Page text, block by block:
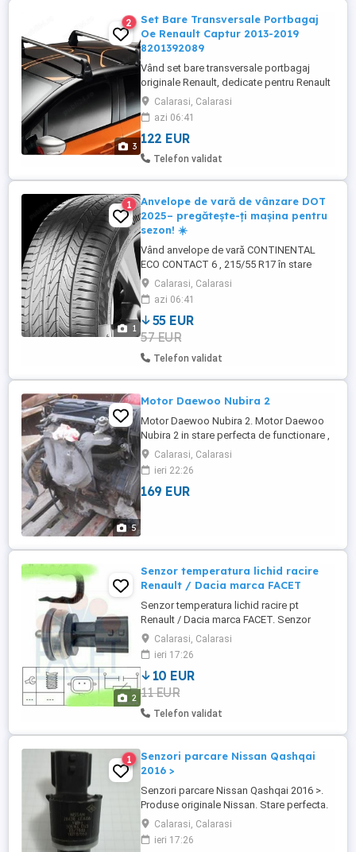
3
2
Set Bare Transversale Portbagaj
Oe Renault Captur 2013-2019
8201392089
Vând set bare transversale portbagaj
originale Renault, dedicate pentru Renault
Captur (2013–2019). Produs 100%
original, ideal pentru transportul în
siguranță al bagajelor, bicicletelor,
schiurilor sau cutiilor de portbagaj. ✅
Produs original Renault (OE) ✅ Stare nouă
Calarasi, Calarasi
azi 06:41
122 EUR
Telefon validat
1
1
Anvelope de vară de vânzare DOT
2025– pregătește-ți mașina pentru
sezon! ☀️
Vând anvelope de vară CONTINENTAL
ECO CONTACT 6 , 215/55 R17 în stare
foarte bună rulate doar 600 km, cu uzură
uniformă și fără defecte. Au fost folosite
puțin și oferă aderență excelentă pe
carosabil uscat și umed, fiind perfecte
pentru drumuri sigure și confortabile pe
timpul verii. ✅ Stare foarte ...
Calarasi, Calarasi
azi 06:41
55 EUR
57 EUR
Telefon validat
5
Motor Daewoo Nubira 2
Motor Daewoo Nubira 2. Motor Daewoo
Nubira 2 in stare perfecta de functionare ,
140000 km .
Calarasi, Calarasi
ieri 22:26
169 EUR
2
Senzor temperatura lichid racire
Renault / Dacia marca FACET
Senzor temperatura lichid racire pt
Renault / Dacia marca FACET. Senzor
temperatura lichid racire Renault / Dacia
marca FACET. Mufa cu 2 pini. Nou.
Calarasi, Calarasi
ieri 17:26
10 EUR
11 EUR
Telefon validat
1
Senzori parcare Nissan Qashqai
2016 >
Senzori parcare Nissan Qashqai 2016 >.
Produse originale Nissan. Stare perfecta.
Pret : 100 lei / buc.
Calarasi, Calarasi
ieri 17:26